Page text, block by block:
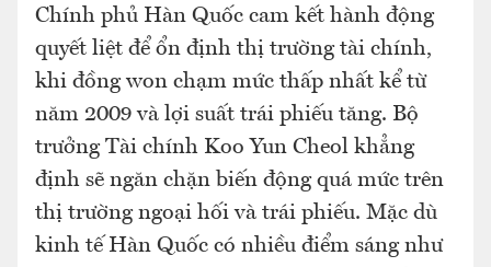
Chính phủ Hàn Quốc cam kết hành động
quyết liệt để ổn định thị trường tài chính,
khi đồng won chạm mức thấp nhất kể từ
năm 2009 và lợi suất trái phiếu tăng. Bộ
trưởng Tài chính Koo Yun Cheol khẳng
định sẽ ngăn chặn biến động quá mức trên
thị trường ngoại hối và trái phiếu. Mặc dù
kinh tế Hàn Quốc có nhiều điểm sáng như